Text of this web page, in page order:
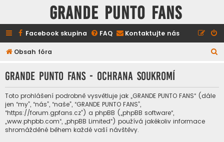
GRANDE PUNTO FANS
Facebook skupina FAQ Kontaktujte nás
Obsah fóra
d
GRANDE PUNTO FANS - Ochrana soukromí
Toto prohlášení podrobně vysvětluje jak „GRANDE PUNTO FANS“ (dále
jen “my”, “nás”, “naše”, “GRANDE PUNTO FANS”,
“https://forum.gpfans.cz”) a phpBB („phpBB software“,
„www.phpbb.com“, „phpBB Limited“) používá jakékoliv informace
shromážděné během každé vaší návštěvy.